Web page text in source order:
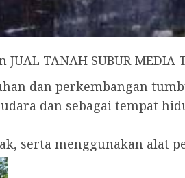
TANAH SUBUR MEDIA
dan perkembangan
dan sebagai tempat
serta menggunakan alat